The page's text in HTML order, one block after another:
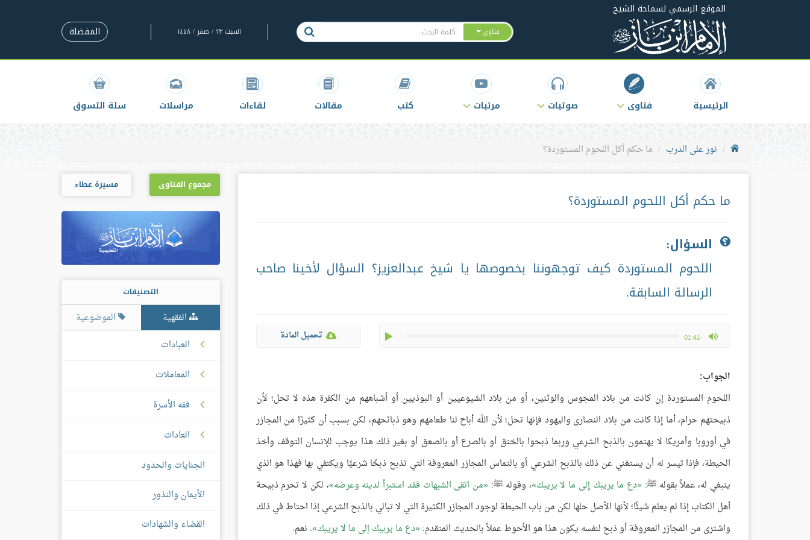
الموقع الرسمي لسماحة الشيخ
فتاوى السبت ٢٣ / صفر / ١٤٤٨ المفضلة
الرئيسية فتاوى صوتيات مرئيات كتب مقالات لقاءات مراسلات سلة التسوق
نور على الدرب ما حكم أكل اللحوم المستوردة؟
ما حكم أكل اللحوم المستوردة؟
السؤال:
اللحوم المستوردة كيف توجهوننا بخصوصها يا شيخ عبدالعزيز؟ السؤال لأخينا صاحب
الرسالة السابقة.
-01:41
max volume تحميل المادة
الجواب:
اللحوم المستوردة إن كانت من بلاد المجوس والوثنين، أو من بلاد الشيوعيين أو البوذيين أو أشباههم من الكفرة هذه لا تحل؛ لأن
ذبيحتهم حرام، أما إذا كانت من بلاد النصارى واليهود فإنها تحل؛ لأن الله أباح لنا طعامهم وهو ذبائحهم، لكن بسبب أن كثيرًا من المجازر
في أوروبا وأمريكا لا يهتمون بالذبح الشرعي وربما ذبحوا بالخنق أو بالصرع أو بالصعق أو بغير ذلك هذا يوجب للإنسان التوقف وأخذ
الحيطة، فإذا تيسر له أن يستغني عن ذلك بالذبح الشرعي أو بالتماس المجازر المعروفة التي تذبح ذبحًا شرعيًا ويكتفي بها فهذا هو الذي
ينبغي له، عملاً بقوله ﷺ: دع ما يريبك إلى ما لا يريبك ، وقوله ﷺ: من اتقى الشبهات فقد استبرأ لدينه وعرضه ، لكن لا تحرم ذبيحة
أهل الكتاب إذا لم يعلم شيئًا؛ لأنها الأصل حلها لكن من باب الحيطة لوجود المجازر الكثيرة التي لا تبالي بالذبح الشرعي إذا احتاط في ذلك
واشترى من المجازر المعروفة أو ذبح لنفسه يكون هذا هو الأحوط عملاً بالحديث المتقدم: دع ما يريبك إلى ما لا يريبك . نعم.
مجموع الفتاوى مسيرة عطاء
التصنيفات
الفقهية
الموضوعية
العبادات
المعاملات
فقه الأسرة
العادات
الجنايات والحدود
الأيمان والنذور
القضاء والشهادات